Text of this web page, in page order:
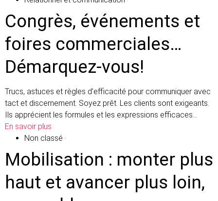
Congrès, événements et
foires commerciales…
Démarquez-vous!
Trucs, astuces et règles d’efficacité pour communiquer avec
tact et discernement. Soyez prêt. Les clients sont exigeants.
Ils apprécient les formules et les expressions efficaces…
En savoir plus
Non classé ·
Mobilisation : monter plus
haut et avancer plus loin,